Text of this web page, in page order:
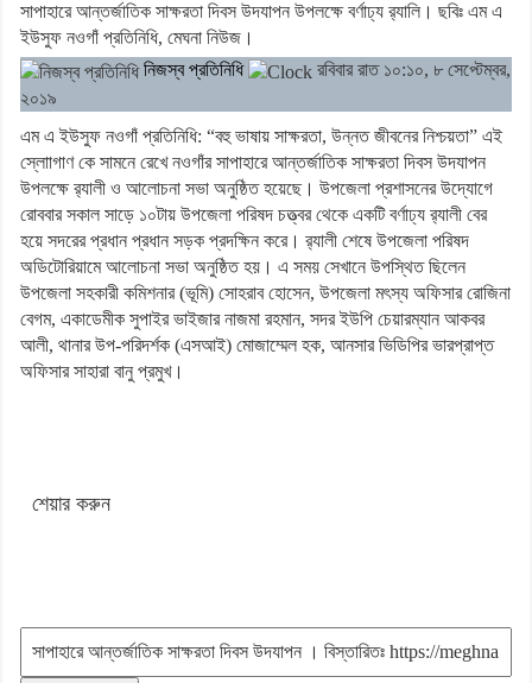
সাপাহারে আন্তর্জাতিক সাক্ষরতা দিবস উদযাপন উপলক্ষে বর্ণাঢ্য র‍্যালি। ছবিঃ এম এ
ইউসুফ নওগাঁ প্রতিনিধি, মেঘনা নিউজ।
নিজস্ব প্রতিনিধি
রবিবার রাত ১০:১০, ৮ সেপ্টেম্বর,
২০১৯
এম এ ইউসুফ নওগাঁ প্রতিনিধি: “বহু ভাষায় সাক্ষরতা, উন্নত জীবনের নিশ্চয়তা” এই
স্লোাগাণ কে সামনে রেখে নওগাঁর সাপাহারে আন্তর্জাতিক সাক্ষরতা দিবস উদযাপন
উপলক্ষে র‌্যালী ও আলোচনা সভা অনুষ্ঠিত হয়েছে। উপজেলা প্রশাসনের উদ্যোগে
রোববার সকাল সাড়ে ১০টায় উপজেলা পরিষদ চত্ত্বর থেকে একটি বর্ণাঢ্য র‌্যালী বের
হয়ে সদরের প্রধান প্রধান সড়ক প্রদক্ষিন করে। র‌্যালী শেষে উপজেলা পরিষদ
অডিটোরিয়ামে আলোচনা সভা অনুষ্ঠিত হয়। এ সময় সেখানে উপস্থিত ছিলেন
উপজেলা সহকারী কমিশনার (ভূমি) সোহরাব হোসেন, উপজেলা মৎস্য অফিসার রোজিনা
বেগম, একাডেমীক সুপাইর ভাইজার নাজমা রহমান, সদর ইউপি চেয়ারম্যান আকবর
আলী, থানার উপ-পরিদর্শক (এসআই) মোজাম্মেল হক, আনসার ভিডিপির ভারপ্রাপ্ত
অফিসার সাহারা বানু প্রমুখ।
শেয়ার করুন